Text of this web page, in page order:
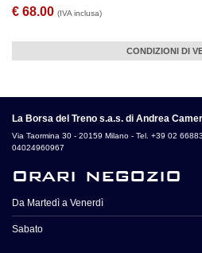
€ 68.00 (IVA inclusa)
CONDIZIONI DI
La Borsa del Treno s.a.s. di Andrea
Via Taormina 30 - 20159 Milano - Tel. +39 02
04024960967
orari negozio
Da Martedì a Venerdì
Sabato